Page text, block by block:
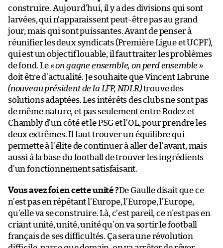
construire. Aujourd’hui, il y a des divisions qui sont
larvées, qui n’apparaissent peut-être pas au grand
jour, mais qui sont puissantes. Avant de penser à
réunifier les deux syndicats (Première Ligue et UCPF),
qui est un objectif louable, il faut traiter les problèmes
de fond. Le« on gagne ensemble, on perd ensemble »
doit être d’actualité. Je souhaite que Vincent Labrune
(nouveau président de la LFP, NDLR)trouve des
solutions adaptées. Les intérêts des clubs ne sont pas
de même nature, et pas seulement entre Rodez et
Chambly d’un côté et le PSG et l’OL, pour prendre les
deux extrêmes. Il faut trouver un équilibre qui
permette à l’élite de continuer à aller de l’avant, mais
aussi à la base du football de trouver les ingrédients
d’un fonctionnement satisfaisant.
Vous avez foi en cette unité ?De Gaulle disait que ce
n’est pas en répétant l’Europe, l’Europe, l’Europe,
qu’elle va se construire. Là, c’est pareil, ce n’est pas en
criant unité, unité, unité qu’on va sortir le football
français de ses difficultés. Ça sera une révolution